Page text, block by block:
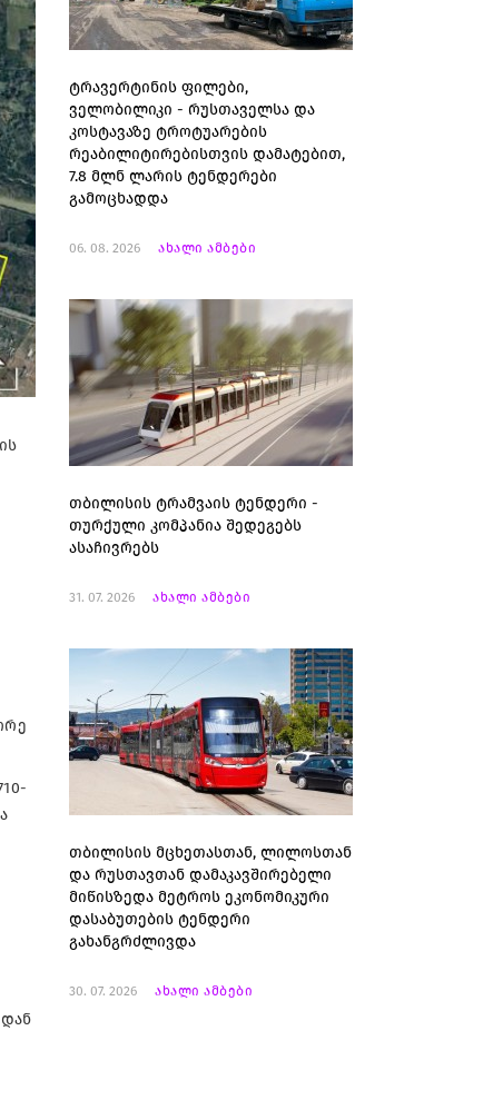
ტრავერტინის ფილები,
ველობილიკი - რუსთაველსა და
კოსტავაზე ტროტუარების
რეაბილიტირებისთვის დამატებით,
7.8 მლნ ლარის ტენდერები
გამოცხადდა
06. 08. 2026 ახალი ამბები
თბილისის ტრამვაის ტენდერი -
თურქული კომპანია შედეგებს
ასაჩივრებს
31. 07. 2026 ახალი ამბები
თბილისის მცხეთასთან, ლილოსთან
და რუსთავთან დამაკავშირებელი
მიწისზედა მეტროს ეკონომიკური
დასაბუთების ტენდერი
გახანგრძლივდა
30. 07. 2026 ახალი ამბები